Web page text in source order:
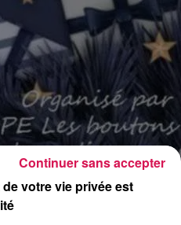
ce dimanche (de
d’
votre vie privée est
Continuer sans accepter